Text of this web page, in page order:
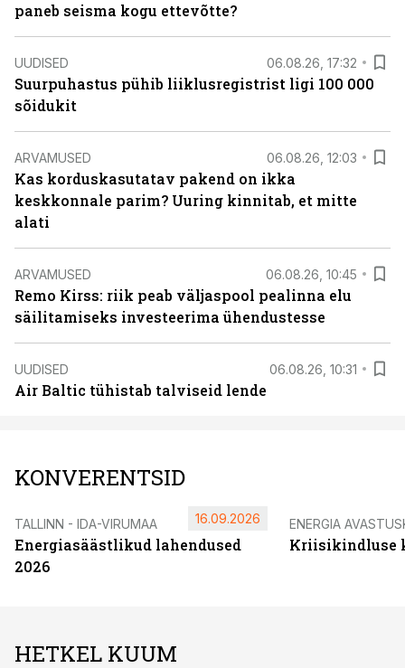
paneb seisma kogu ettevõtte?
UUDISED 06.08.26, 17:32
Suurpuhastus pühib liiklusregistrist ligi 100 000
sõidukit
ARVAMUSED 06.08.26, 12:03
Kas korduskasutatav pakend on ikka
keskkonnale parim? Uuring kinnitab, et mitte
alati
ARVAMUSED 06.08.26, 10:45
Remo Kirss: riik peab väljaspool pealinna elu
säilitamiseks investeerima ühendustesse
UUDISED 06.08.26, 10:31
Air Baltic tühistab talviseid lende
KONVERENTSID
TALLINN - IDA-VIRUMAA
Energiasäästlikud lahendused
2026
16.09.2026 ENERGIA
Kriisikindluse
HETKEL KUUM